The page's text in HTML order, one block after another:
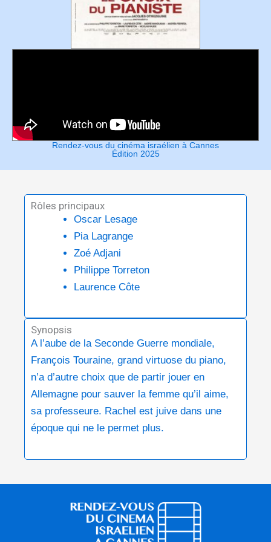
Rendez-vous du cinéma israélien à Cannes
Édition 2025
Rôles principaux
Oscar Lesage
Pia Lagrange
Zoé Adjani
Philippe Torreton
Laurence Côte
Synopsis
A l’aube de la Seconde Guerre mondiale,
François Touraine, grand virtuose du piano,
n’a d’autre choix que de partir jouer en
Allemagne pour sauver la femme qu’il aime,
sa professeure. Rachel est juive dans une
époque qui ne le permet plus.